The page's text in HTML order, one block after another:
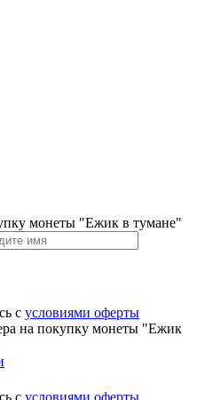
монеты "Ежик в тумане"
с условиями оферты
на покупку монеты "Ежик
с условиями оферты